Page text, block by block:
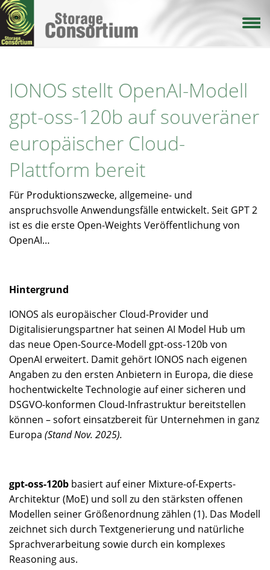
Direkt
zum
Inhalt
IONOS stellt OpenAI-Modell
gpt-oss-120b auf souveräner
europäischer Cloud-
Plattform bereit
Für Produktionszwecke, allgemeine- und
anspruchsvolle Anwendungsfälle entwickelt. Seit GPT 2
ist es die erste Open-Weights Veröffentlichung von
OpenAI…
Hintergrund
IONOS als europäischer Cloud-Provider und
Digitalisierungspartner hat seinen AI Model Hub um
das neue Open-Source-Modell gpt-oss-120b von
OpenAI erweitert. Damit gehört IONOS nach eigenen
Angaben zu den ersten Anbietern in Europa, die diese
hochentwickelte Technologie auf einer sicheren und
DSGVO-konformen Cloud-Infrastruktur bereitstellen
können – sofort einsatzbereit für Unternehmen in ganz
Europa (Stand Nov. 2025).
gpt-oss-120b basiert auf einer Mixture-of-Experts-
Architektur (MoE) und soll zu den stärksten offenen
Modellen seiner Größenordnung zählen (1). Das Modell
zeichnet sich durch Textgenerierung und natürliche
Sprachverarbeitung sowie durch ein komplexes
Reasoning aus.